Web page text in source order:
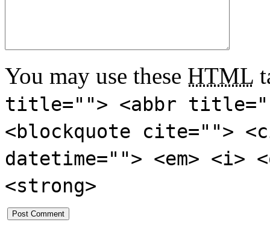
You may use these HTML
title=""> <abbr
<blockquote cite="">
datetime=""> <em>
<strong>